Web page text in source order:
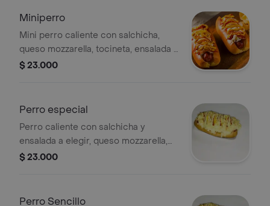
Miniperro
Mini perro caliente con salchicha,
queso mozzarella, tocineta, ensalada a
elegir, huevos de codorniz, ripio de
$ 23.000
Perro especial
Perro caliente con salchicha y
ensalada a elegir, queso mozzarella,
tocineta, huevos de codorniz, ripio de
francesa.
$ 23.000
Perro Sencillo